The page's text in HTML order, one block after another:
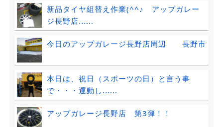
新品タイヤ組替え作業(^^♪ アップガレー
ジ長野店......
今日のアップガレージ長野店周辺 長野市
本日は、祝日（スポーツの日）と言う事
で・・・運動し......
アップガレージ長野店 第3弾！！